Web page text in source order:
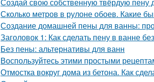
Сколько метров в рулоне обоев. Какие
Создание домашней пены для ванны:
Заголовок 1: Как сделать пену в ванне
Без пены: альтернативы для ванн
Воспользуйтесь этими простыми
Отмостка вокруг дома из бетона. Как